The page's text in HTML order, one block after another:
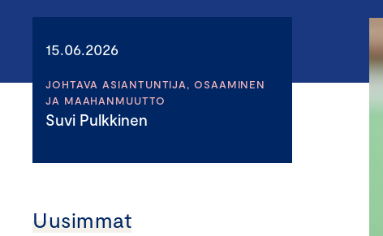
15.06.2026
JOHTAVA ASIANTUNTIJA, OSAAMINEN
JA MAAHANMUUTTO
Suvi Pulkkinen
Uusimmat